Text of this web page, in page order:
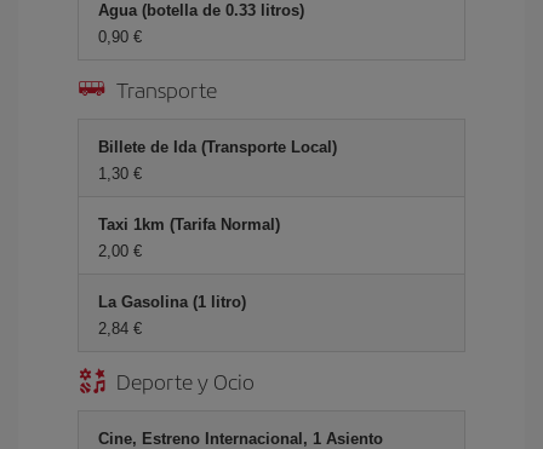
Agua (botella de 0.33 litros)
0,90 €
Transporte
Billete de Ida (Transporte Local)
1,30 €
Taxi 1km (Tarifa Normal)
2,00 €
La Gasolina (1 litro)
2,84 €
Deporte y Ocio
Cine, Estreno Internacional, 1 Asiento